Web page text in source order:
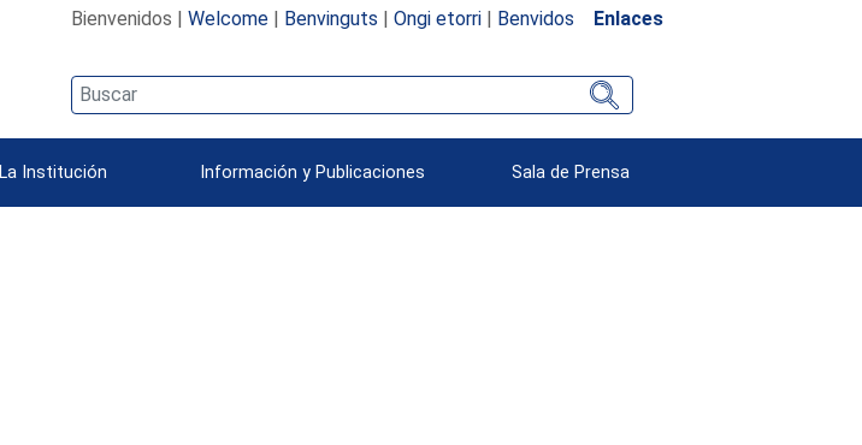
Bienvenidos | Welcome| Benvinguts | Ongi etorri| Benvidos Enlaces
La Institución Información y Publicaciones Sala de Prensa